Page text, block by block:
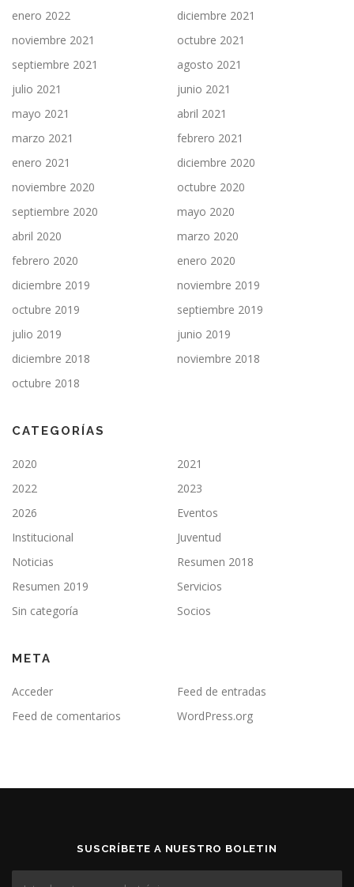
enero 2022
diciembre 2021
noviembre 2021
octubre 2021
septiembre 2021
agosto 2021
julio 2021
junio 2021
mayo 2021
abril 2021
marzo 2021
febrero 2021
enero 2021
diciembre 2020
noviembre 2020
octubre 2020
septiembre 2020
mayo 2020
abril 2020
marzo 2020
febrero 2020
enero 2020
diciembre 2019
noviembre 2019
octubre 2019
septiembre 2019
julio 2019
junio 2019
diciembre 2018
noviembre 2018
octubre 2018
CATEGORÍAS
2020
2021
2022
2023
2026
Eventos
Institucional
Juventud
Noticias
Resumen 2018
Resumen 2019
Servicios
Sin categoría
Socios
META
Acceder
Feed de entradas
Feed de comentarios
WordPress.org
SUSCRÍBETE A NUESTRO BOLETIN